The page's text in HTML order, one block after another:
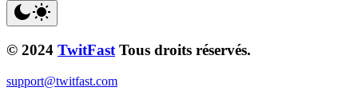
© 2024 TwitFast Tous droits réservés.
support@twitfast.com